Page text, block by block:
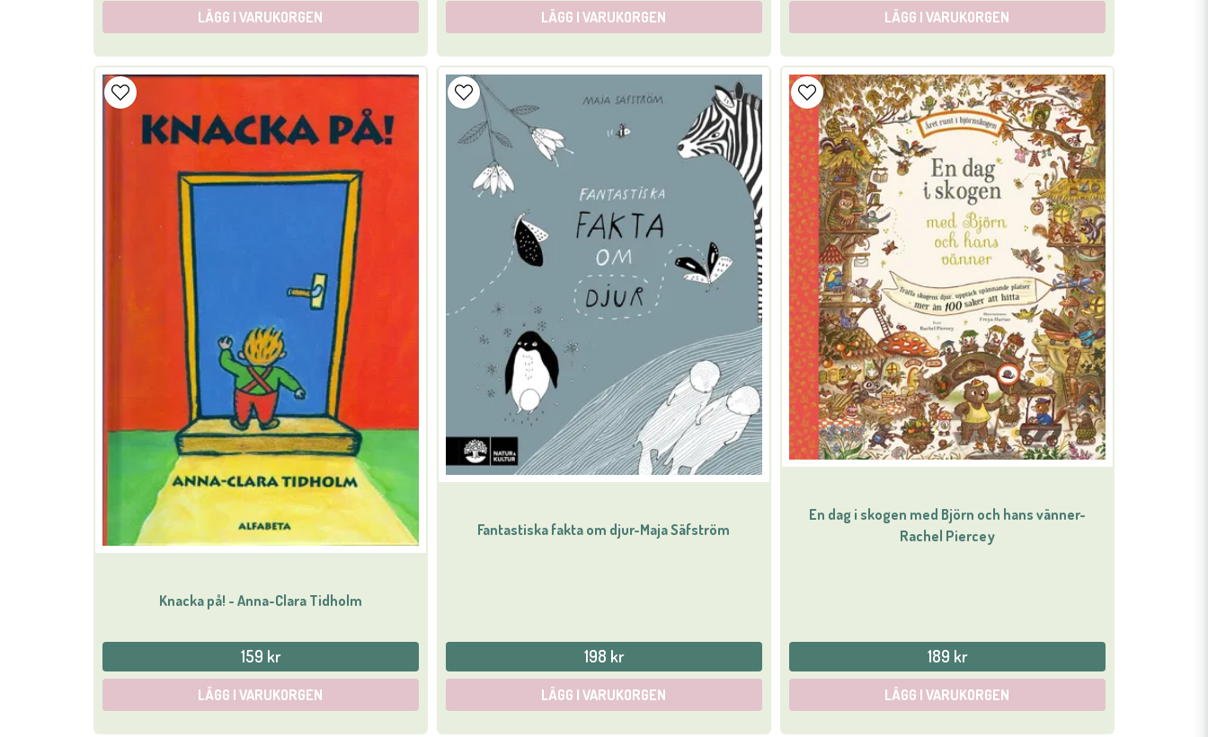
LÄGG I VARUKORGEN LÄGG I VARUKORGEN LÄGG I VARUKORGEN
Knacka på! - Anna-Clara Tidholm
159 kr
LÄGG I VARUKORGEN
Fantastiska fakta om djur-Maja Säfström
198 kr
LÄGG I VARUKORGEN
En dag i skogen med Björn och hans vänner-
Rachel Piercey
189 kr
LÄGG I VARUKORGEN